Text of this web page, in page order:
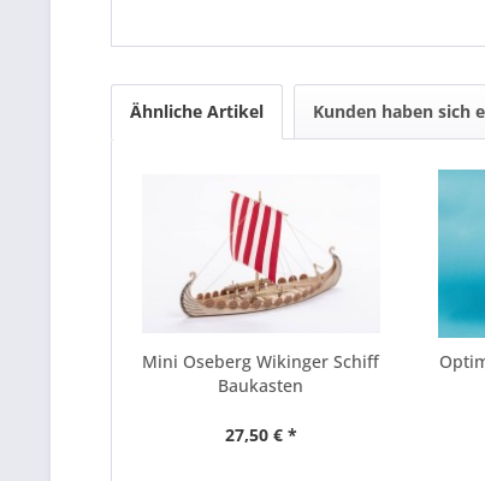
Ähnliche Artikel Kunden haben sich
Mini Oseberg Wikinger Schiff
Baukasten
27,50 € *